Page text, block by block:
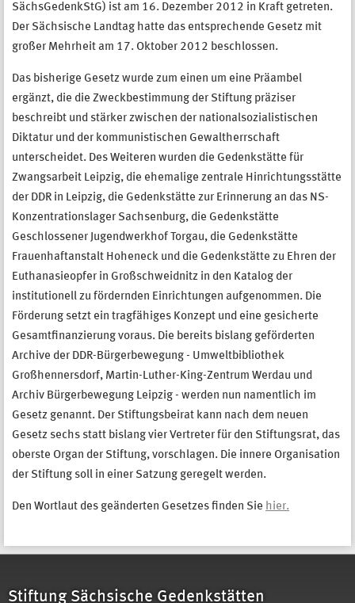
SächsGedenkStG) ist am 16. Dezember 2012 in Kraft getreten.
Der Sächsische Landtag hatte das entsprechende Gesetz mit
großer Mehrheit am 17. Oktober 2012 beschlossen.
Das bisherige Gesetz wurde zum einen um eine Präambel
ergänzt, die die Zweckbestimmung der Stiftung präziser
beschreibt und stärker zwischen der nationalsozialistischen
Diktatur und der kommunistischen Gewaltherrschaft
unterscheidet. Des Weiteren wurden die Gedenkstätte für
Zwangsarbeit Leipzig, die ehemalige zentrale Hinrichtungsstätte
der DDR in Leipzig, die Gedenkstätte zur Erinnerung an das NS-
Konzentrationslager Sachsenburg, die Gedenkstätte
Geschlossener Jugendwerkhof Torgau, die Gedenkstätte
Frauenhaftanstalt Hoheneck und die Gedenkstätte zu Ehren der
Euthanasieopfer in Großschweidnitz in den Katalog der
institutionell zu fördernden Einrichtungen aufgenommen. Die
Förderung setzt ein tragfähiges Konzept und eine gesicherte
Gesamtfinanzierung voraus. Die bereits bislang geförderten
Archive der DDR-Bürgerbewegung - Umweltbibliothek
Großhennersdorf, Martin-Luther-King-Zentrum Werdau und
Archiv Bürgerbewegung Leipzig - werden nun namentlich im
Gesetz genannt. Der Stiftungsbeirat kann nach dem neuen
Gesetz sechs statt bislang vier Vertreter für den Stiftungsrat, das
oberste Organ der Stiftung, vorschlagen. Die innere Organisation
der Stiftung soll in einer Satzung geregelt werden.
Den Wortlaut des geänderten Gesetzes finden Sie hier.
Stiftung Sächsische Gedenkstätten